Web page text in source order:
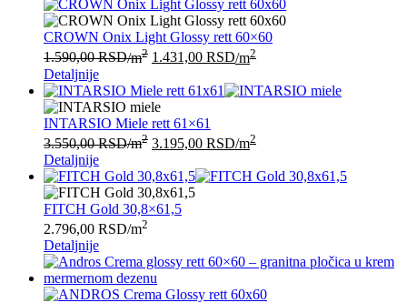
CROWN Onix Light Glossy rett 60×60
1.590,00RSD/m2 1.431,00 RSD/m2
Detaljnije
INTARSIO Miele rett 61×61
3.550,00RSD/m2 3.195,00 RSD/m2
Detaljnije
FITCH Gold 30,8×61,5
2.796,00 RSD/m2
Detaljnije